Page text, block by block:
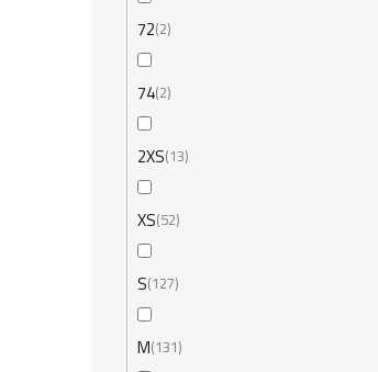
72 2
74 2
2XS 13
XS 52
S 127
M 131